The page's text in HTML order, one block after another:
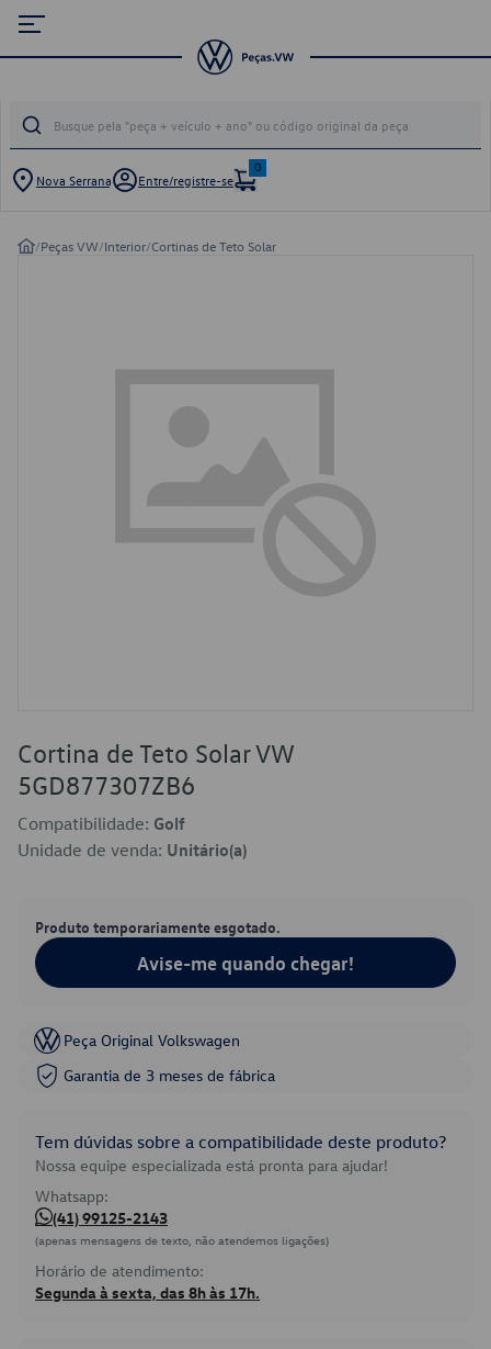
Nova Serrana Entre/registre-se
0
/Peças VW/Interior/Cortinas de Teto Solar
Cortina de Teto Solar VW
5GD877307ZB6
Compatibilidade: Golf
Unidade de venda: Unitário(a)
Produto temporariamente esgotado.
Avise-me quando chegar!
Peça Original Volkswagen
Garantia de 3 meses de fábrica
Tem dúvidas sobre a compatibilidade deste produto?
Nossa equipe especializada está pronta para ajudar!
Whatsapp:
(41) 99125-2143
(apenas mensagens de texto, não atendemos ligações)
Horário de atendimento:
Segunda à sexta, das 8h às 17h.